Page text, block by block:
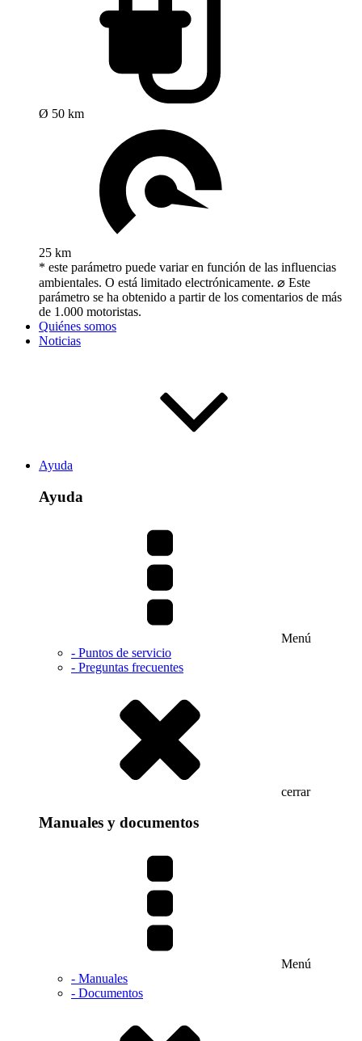
Ø 50 km
25 km
* este parámetro puede variar en función de las influencias
ambientales. O está limitado electrónicamente. ⌀ Este
parámetro se ha obtenido a partir de los comentarios de más
de 1.000 motoristas.
Quiénes somos
Noticias
Ayuda
Ayuda
Menú
- Puntos de servicio
- Preguntas frecuentes
cerrar
Manuales y documentos
Menú
- Manuales
- Documentos